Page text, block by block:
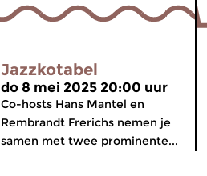
Jazzkotabel
do 8 mei 2025 20:00 uur
Co-hosts Hans Mantel en
Rembrandt Frerichs nemen je
samen met twee prominente...